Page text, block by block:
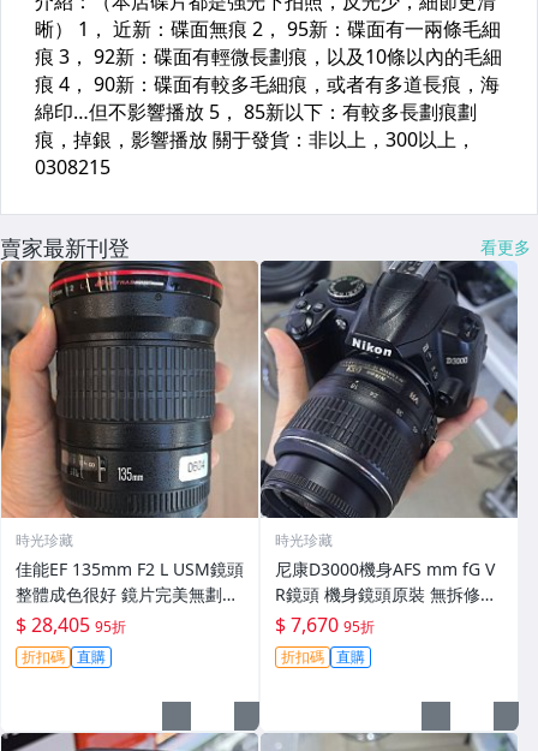
賣家最新刊登 看更多
時光珍藏
佳能EF 135mm F2 L USM鏡頭
整體成色很好 鏡片完美無劃痕
功能一切正常 無拆修無-3430
$ 28,405 95折
折扣碼 直購
時光珍藏
尼康D3000機身AFS mm fG V
R鏡頭 機身鏡頭原裝 無拆修無
翻新 有輕微使用痕跡 鏡頭-34
30
$ 7,670 95折
折扣碼 直購